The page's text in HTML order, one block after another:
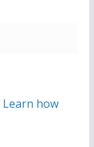
Learn how